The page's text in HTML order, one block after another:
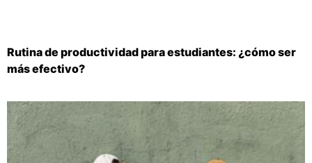
Rutina de productividad para estudiantes: ¿cómo ser
más efectivo?